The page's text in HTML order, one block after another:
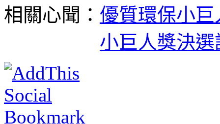
相關心聞： 優質環保小
小巨人獎決